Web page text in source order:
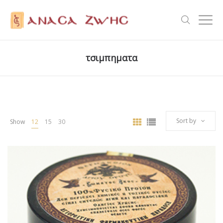
τσιμπηματα
Show 12 15 30 Sort by